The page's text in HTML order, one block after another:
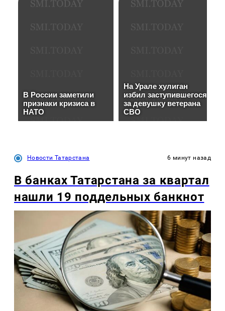
Новости Татарстана 6 минут назад
В банках Татарстана за квартал
нашли 19 поддельных банкнот